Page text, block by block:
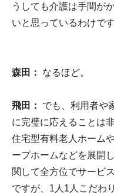
うしても介護は手間が
いと思っているわけです
森田： なるほど。
飛田： でも、利用者や
に完璧に応えることは
住宅型有料老人ホーム
ープホームなどを展開
関して全方位でサービ
ですが、1人1人こだわ